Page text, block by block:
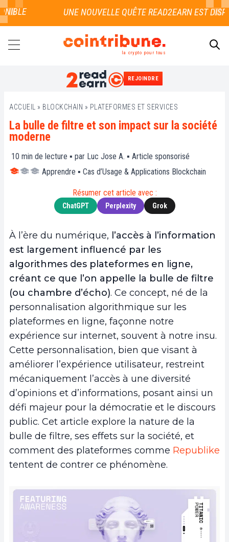
la crypto pour tous
REJOINDRE
ACCUEIL » BLOCKCHAIN » PLATEFORMES ET SERVICES
La bulle de filtre et son impact sur la société
moderne
10 min de lecture ▪ par Luc Jose A. ▪ Article sponsorisé
Apprendre ▪ Cas d’Usage & Applications Blockchain
Résumer cet article avec :
ChatGPT Perplexity Grok
À l’ère du numérique, l’accès à l’information
est largement influencé par les
algorithmes des plateformes en ligne,
créant ce que l’on appelle la bulle de filtre
(ou chambre d’écho). Ce concept, né de la
personnalisation algorithmique sur les
plateformes en ligne, façonne notre
expérience sur internet, souvent à notre insu.
Cette personnalisation, bien que visant à
améliorer l’expérience utilisateur, restreint
mécaniquement l’accès à une diversité
d’opinions et d’informations, posant ainsi un
défi majeur pour la démocratie et le discours
public. Cet article explore la nature de la
bulle de filtre, ses effets sur la société, et
comment des plateformes comme Republike
tentent de contrer ce phénomène.